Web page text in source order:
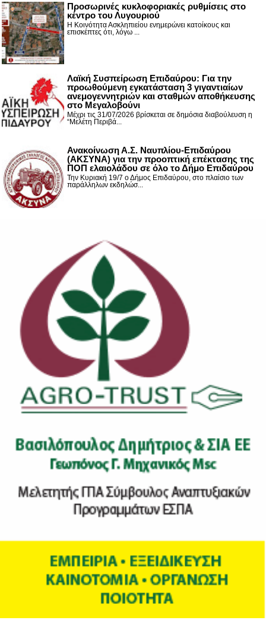
Προσωρινές κυκλοφοριακές ρυθμίσεις στο
κέντρο του Λυγουριού
Η Κοινότητα Ασκληπιείου ενημερώνει κατοίκους και
επισκέπτες ότι, λόγω ...
Λαϊκή Συσπείρωση Επιδαύρου: Για την
προωθούμενη εγκατάσταση 3 γιγαντιαίων
ανεμογεννητριών και σταθμών αποθήκευσης
στο Μεγαλοβούνι
Μέχρι τις 31/07/2026 βρίσκεται σε δημόσια διαβούλευση η
“Μελέτη Περιβά...
Ανακοίνωση Α.Σ. Ναυπλίου-Επιδαύρου
(ΑΚΣΥΝΑ) για την προοπτική επέκτασης της
ΠΟΠ ελαιολάδου σε όλο το Δήμο Επιδαύρου
Την Κυριακή 19/7 ο Δήμος Επιδαύρου, στο πλαίσιο των
παράλληλων εκδηλώσ...